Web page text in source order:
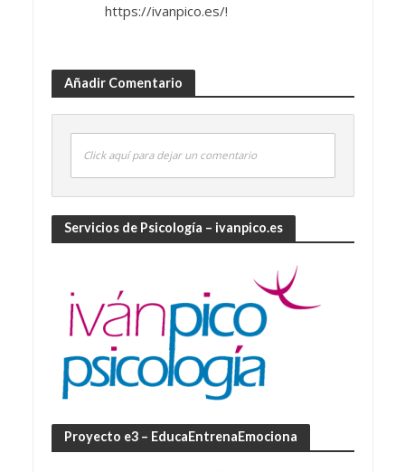
https://ivanpico.es/!
Añadir Comentario
Click aquí para dejar un comentario
Servicios de Psicología – ivanpico.es
Proyecto e3 – EducaEntrenaEmociona